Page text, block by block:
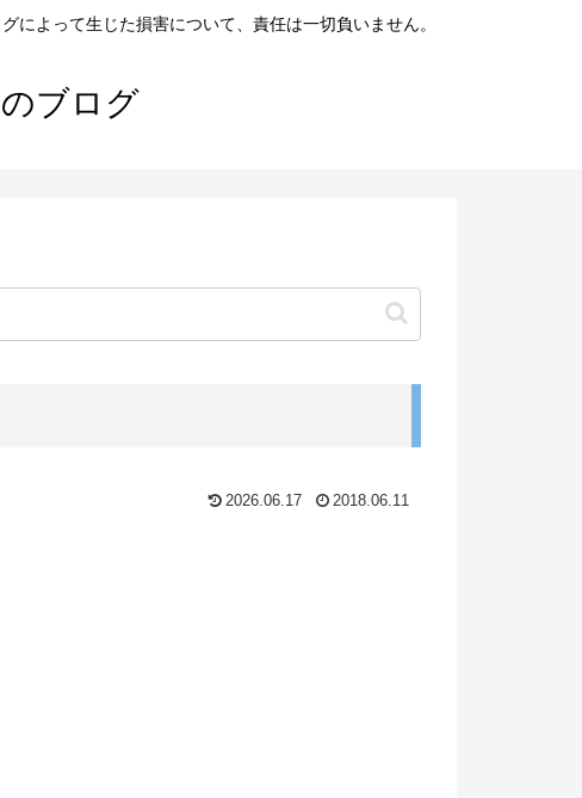
よって生じた損害について、責任は一切負いません。
ブログ
2026.06.17 2018.06.11